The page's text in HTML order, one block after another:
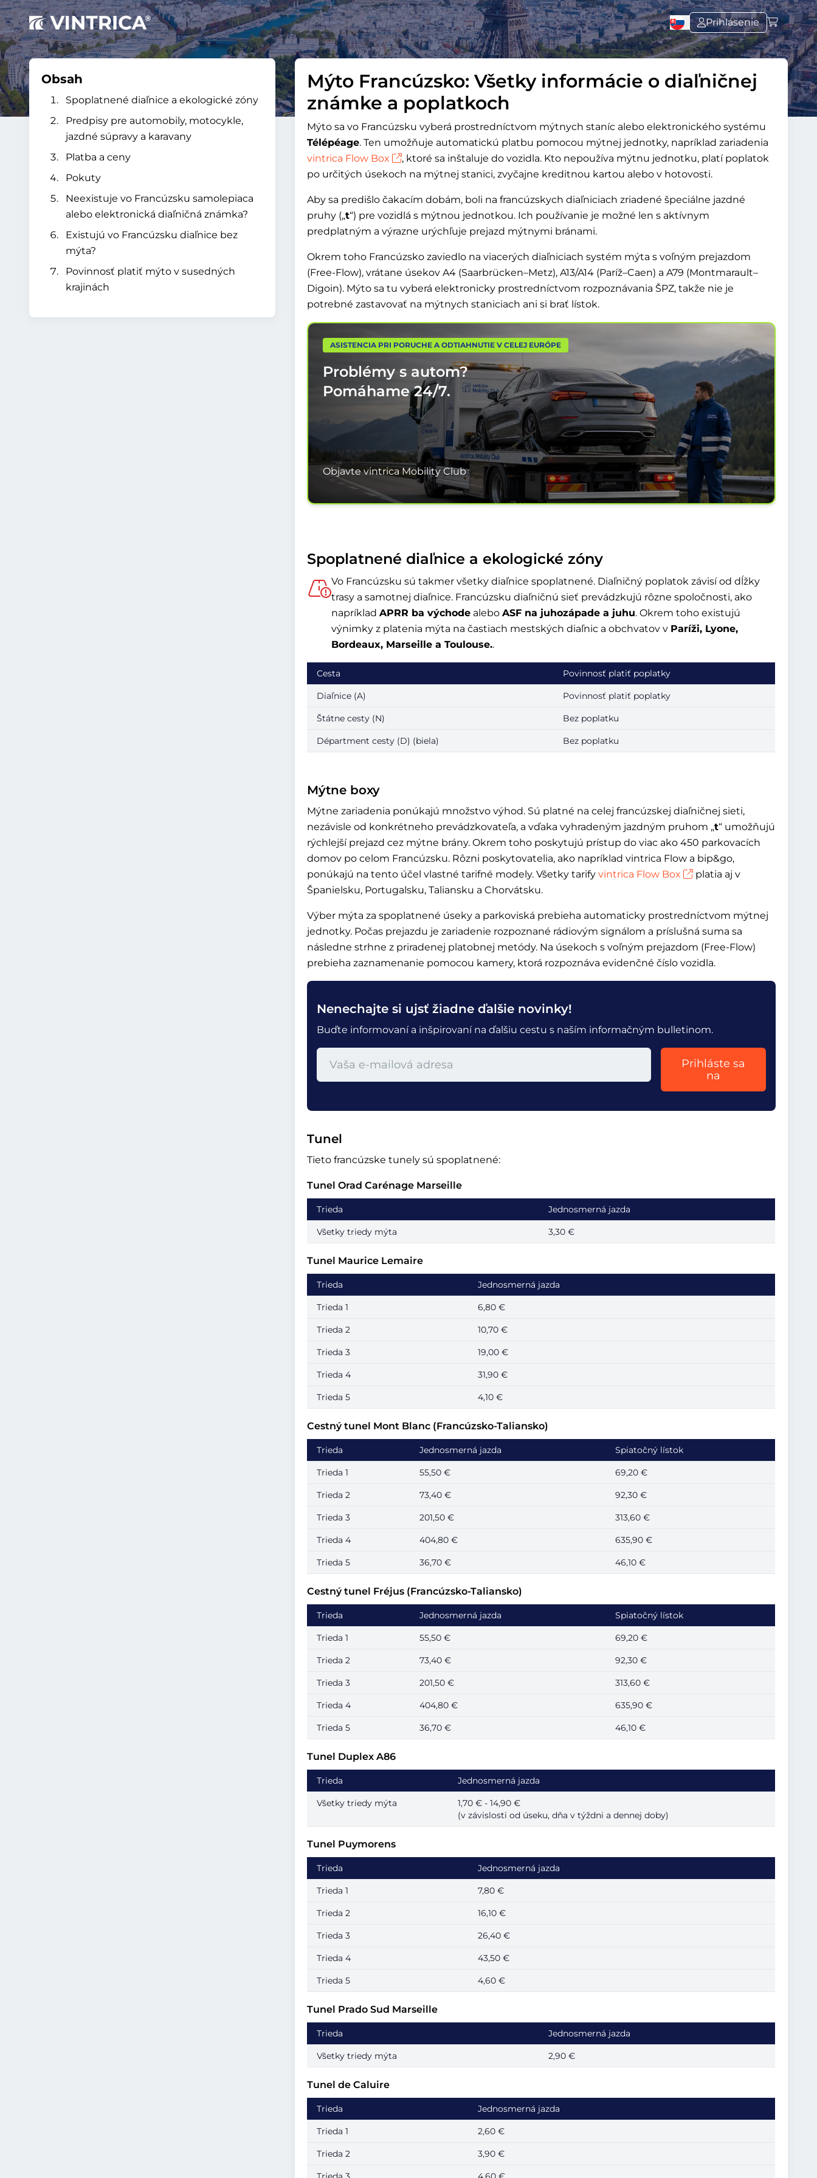
Prihlásenie
Obsah
Spoplatnené diaľnice a ekologické zóny
Predpisy pre automobily, motocykle,
jazdné súpravy a karavany
Platba a ceny
Pokuty
Neexistuje vo Francúzsku samolepiaca
alebo elektronická diaľničná známka?
Existujú vo Francúzsku diaľnice bez
mýta?
Povinnosť platiť mýto v susedných
krajinách
Mýto Francúzsko: Všetky informácie o diaľničnej
známke a poplatkoch
Mýto sa vo Francúzsku vyberá prostredníctvom mýtnych staníc alebo elektronického systému
Télépéage. Ten umožňuje automatickú platbu pomocou mýtnej jednotky, napríklad zariadenia
vintrica Flow Box
, ktoré sa inštaluje do vozidla. Kto nepoužíva mýtnu jednotku, platí poplatok
po určitých úsekoch na mýtnej stanici, zvyčajne kreditnou kartou alebo v hotovosti.
Aby sa predišlo čakacím dobám, boli na francúzskych diaľniciach zriadené špeciálne jazdné
pruhy („t“) pre vozidlá s mýtnou jednotkou. Ich používanie je možné len s aktívnym
predplatným a výrazne urýchľuje prejazd mýtnymi bránami.
Okrem toho Francúzsko zaviedlo na viacerých diaľniciach systém mýta s voľným prejazdom
(Free-Flow), vrátane úsekov A4 (Saarbrücken–Metz), A13/A14 (Paríž–Caen) a A79 (Montmarault–
Digoin). Mýto sa tu vyberá elektronicky prostredníctvom rozpoznávania ŠPZ, takže nie je
potrebné zastavovať na mýtnych staniciach ani si brať lístok.
ASISTENCIA PRI PORUCHE A ODTIAHNUTIE V CELEJ EURÓPE
Problémy s autom?
Pomáhame24/7.
Objavte vintrica Mobility Club
Spoplatnené diaľnice a ekologické zóny
Vo Francúzsku sú takmer všetky diaľnice spoplatnené. Diaľničný poplatok závisí od dĺžky
trasy a samotnej diaľnice. Francúzsku diaľničnú sieť prevádzkujú rôzne spoločnosti, ako
napríkladAPRR ba východe aleboASF na juhozápade a juhu. Okrem toho existujú
výnimky z platenia mýta na častiach mestských diaľnic a obchvatov v Paríži, Lyone,
Bordeaux, Marseille a Toulouse..
Cesta Povinnosť platiť poplatky
Diaľnice (A) Povinnosť platiť poplatky
Štátne cesty (N) Bez poplatku
Départment cesty (D) (biela) Bez poplatku
Mýtne boxy
Mýtne zariadenia ponúkajú množstvo výhod. Sú platné na celej francúzskej diaľničnej sieti,
nezávisle od konkrétneho prevádzkovateľa, a vďaka vyhradeným jazdným pruhom „t“ umožňujú
rýchlejší prejazd cez mýtne brány. Okrem toho poskytujú prístup do viac ako 450 parkovacích
domov po celom Francúzsku. Rôzni poskytovatelia, ako napríklad vintrica Flow a bip&go,
ponúkajú na tento účel vlastné tarifné modely. Všetky tarifyvintrica Flow Box
platia aj v
Španielsku, Portugalsku, Taliansku a Chorvátsku.
Výber mýta za spoplatnené úseky a parkoviská prebieha automaticky prostredníctvom mýtnej
jednotky. Počas prejazdu je zariadenie rozpoznané rádiovým signálom a príslušná suma sa
následne strhne z priradenej platobnej metódy. Na úsekoch s voľným prejazdom (Free-Flow)
prebieha zaznamenanie pomocou kamery, ktorá rozpoznáva evidenčné číslo vozidla.
Nenechajte si ujsť žiadne ďalšie novinky!
Buďte informovaní a inšpirovaní na ďalšiu cestu s naším informačným bulletinom.
Prihláste sa
na
Tunel
Tieto francúzske tunely sú spoplatnené:
Tunel Orad Carénage Marseille
Trieda Jednosmerná jazda
Všetky triedy mýta 3,30 €
Tunel Maurice Lemaire
Trieda Jednosmerná jazda
Trieda 1 6,80 €
Trieda 2 10,70 €
Trieda 3 19,00 €
Trieda 4 31,90 €
Trieda 5 4,10 €
Cestný tunel Mont Blanc (Francúzsko-Taliansko)
Trieda Jednosmerná jazda Spiatočný lístok
Trieda 1 55,50 € 69,20 €
Trieda 2 73,40 € 92,30 €
Trieda 3 201,50 € 313,60 €
Trieda 4 404,80 € 635,90 €
Trieda 5 36,70 € 46,10 €
Cestný tunel Fréjus (Francúzsko-Taliansko)
Trieda Jednosmerná jazda Spiatočný lístok
Trieda 1 55,50 € 69,20 €
Trieda 2 73,40 € 92,30 €
Trieda 3 201,50 € 313,60 €
Trieda 4 404,80 € 635,90 €
Trieda 5 36,70 € 46,10 €
Tunel Duplex A86
Trieda Jednosmerná jazda
Všetky triedy mýta
1,70 € - 14,90 €
(v závislosti od úseku, dňa v týždni a dennej doby)
Tunel Puymorens
Trieda Jednosmerná jazda
Trieda 1 7,80 €
Trieda 2 16,10 €
Trieda 3 26,40 €
Trieda 4 43,50 €
Trieda 5 4,60 €
Tunel Prado Sud Marseille
Trieda Jednosmerná jazda
Všetky triedy mýta 2,90 €
Tunel de Caluire
Trieda Jednosmerná jazda
Trieda 1 2,60 €
Trieda 2 3,90 €